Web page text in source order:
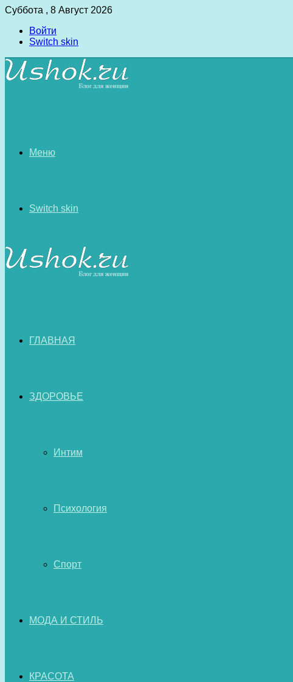
Суббота , 8 Август 2026
Войти
Switch skin
Меню
Switch skin
ГЛАВНАЯ
ЗДОРОВЬЕ
Интим
Психология
Спорт
МОДА И СТИЛЬ
КРАСОТА